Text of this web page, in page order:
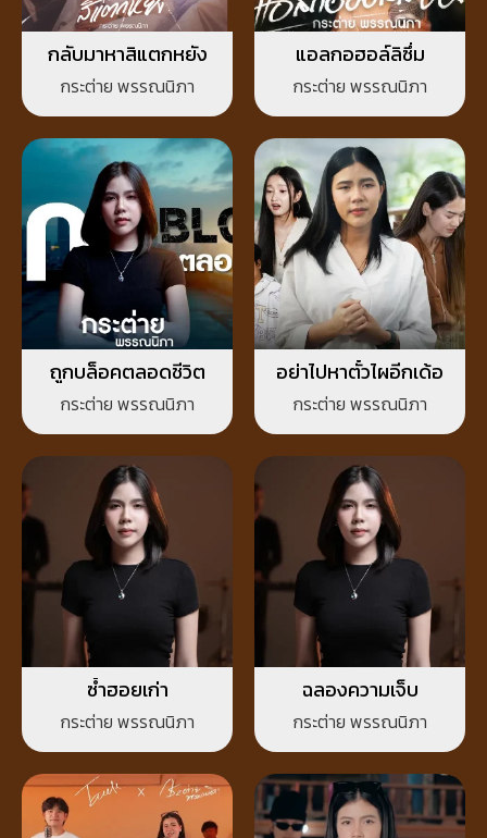
กลับมาหาสิแตกหยัง
กระต่าย พรรณนิภา
แอลกอฮอล์ลิซึ่ม
กระต่าย พรรณนิภา
ถูกบล็อคตลอดชีวิต
กระต่าย พรรณนิภา
อย่าไปหาตั๋วไผอีกเด้อ
กระต่าย พรรณนิภา
ซ้ำฮอยเก่า
กระต่าย พรรณนิภา
ฉลองความเจ็บ
กระต่าย พรรณนิภา